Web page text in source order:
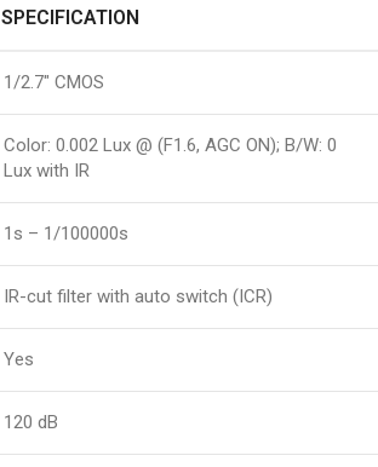
SPECIFICATION
1/2.7″ CMOS
Color: 0.002 Lux @ (F1.6, AGC ON); B/W: 0
Lux with IR
1s – 1/100000s
IR-cut filter with auto switch (ICR)
Yes
120 dB